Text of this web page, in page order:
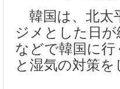
韓国は、北太
ジメとした日
などで韓国に
と湿気の対策